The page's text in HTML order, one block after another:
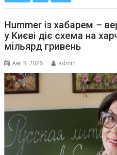
Hummer із хабарем –
у Києві діє схема на
мільярд гривень
Авг 3, 2026 admin